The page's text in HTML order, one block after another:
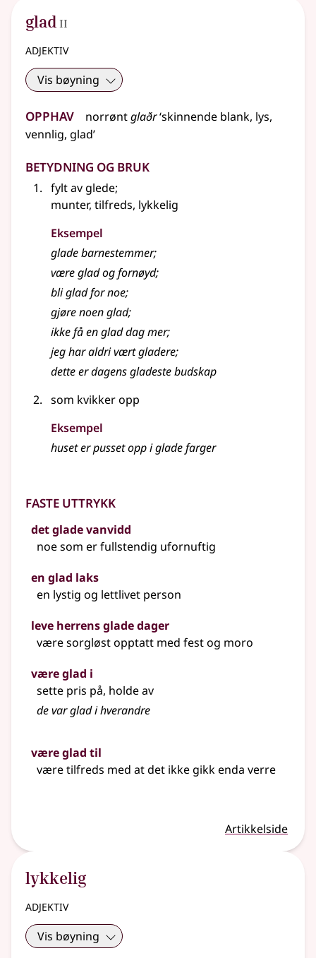
glad 2
II
adjektiv
Vis bøyning
Opphav norrøntglaðr‘skinnende blank, lys,
vennlig, glad’
Betydning og bruk
fylt av glede;
munter, tilfreds, lykkelig
Eksempel
gladebarnestemmer;
væregladog fornøyd;
bligladfor noe;
gjøre noenglad;
ikke få engladdag mer;
jeg har aldri vært gladere;
dette er dagens gladeste budskap
som kvikker opp
Eksempel
huset er pusset opp i glade farger
Faste uttrykk
det glade vanvidd
noe som er fullstendig ufornuftig
en glad laks
en lystig og lettlivet person
leve herrens glade dager
være sorgløst opptatt med fest og moro
være glad i
sette pris på, holde av
de vargladi hverandre
være glad til
være tilfreds med at det ikke gikk enda verre
Artikkelside
lykkelig
adjektiv
Vis bøyning